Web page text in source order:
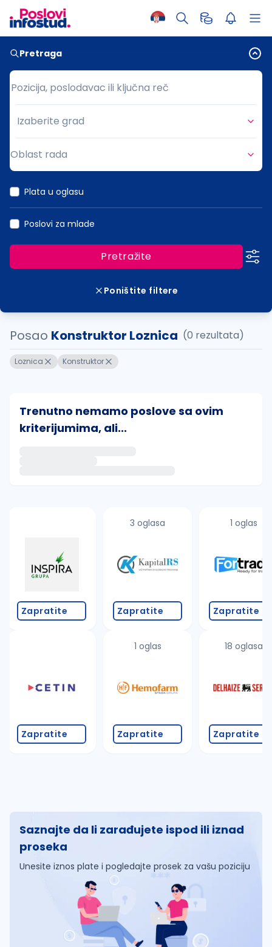
Pretraga
Pozicija, poslodavac ili ključna reč
Pozicija, poslodavac ili ključna reč
Grad
Izaberite grad
Oblast rada
Plata u oglasu
Poslovi za mlade
Pretražite
Poništite filtere
Posao Konstruktor Loznica (0 rezultata)
Loznica Konstruktor
Trenutno nemamo poslove sa ovim
kriterijumima, ali...
Takođe možete da:
proverite pravopisne greške (koristite č, ć, š, đ,
promenite odabrane filtere pretrage
Zapratite
Zapratite
3 oglasa
Zapratite
1 oglas
Zapratite
1 oglas
Zapratite
18 oglasa
Zapratite
Saznajte da li zarađujete ispod ili iznad
proseka
Unesite iznos plate i pogledajte prosek za vašu poziciju